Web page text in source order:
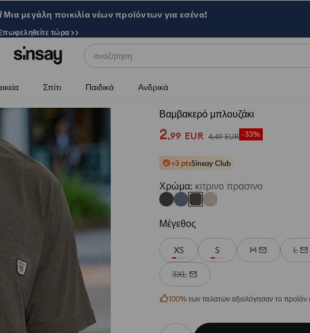
μεγάλη ποικιλία νέων προϊόντων για εσένα!
τώρα >>
αναζήτηση
Σπίτι Παιδικά Ανδρικά
Βαμβακερό μπλουζάκι
2,99 EUR 4,49 EUR -33%
+3 ptsSinsay Club
Χρώμα: κιτρινο πρασινο
Μέγεθος
XS S M L
3XL
100%των πελατών αξιολόγησαν το προϊόν